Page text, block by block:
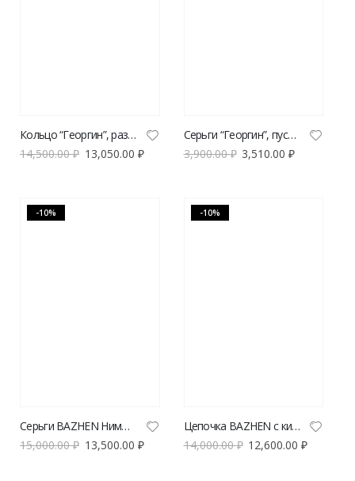
Кольцо “Георгин”, размер XL
14,500.00₽ 13,050.00 ₽
Серьги “Георгин”, пусеты
3,900.00₽ 3,510.00₽
-10%
Серьги BAZHEN Нимфа | VERESK studio
15,000.00₽ 13,500.00 ₽
-10%
Цепочка BAZHEN с кистями | VERESK studio
14,000.00₽ 12,600.00₽